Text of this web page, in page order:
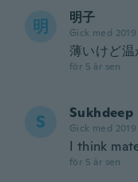
明 明子
Gick med 2019
薄いけど温
för 5 år sen
S Sukhdeep
Gick med 2019
I think
för 5 år sen